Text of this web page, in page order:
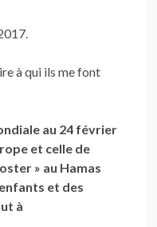
à qui ils me font
au 24 février
et celle de
» au Hamas
et des
à